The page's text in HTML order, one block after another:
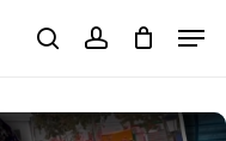
searchaccount